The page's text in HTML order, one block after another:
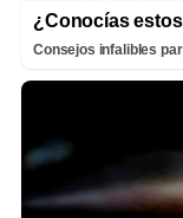
¿Conocías
Consejos infalibles